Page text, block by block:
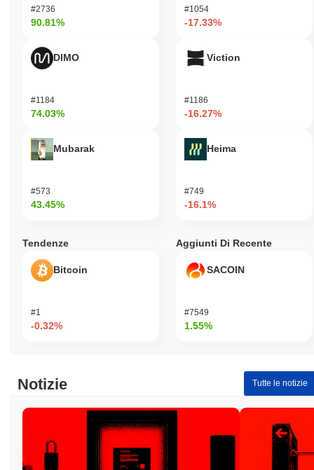
#2736
90.81%
DIMO
#1184
74.03%
Mubarak
#573
43.45%
#1054
-17.33%
Viction
#1186
-16.27%
Heima
#749
-16.1%
Tendenze
Bitcoin
#1
-0.32%
Aggiunti Di Recente
SACOIN
#7549
1.55%
Notizie Tutte le notizie